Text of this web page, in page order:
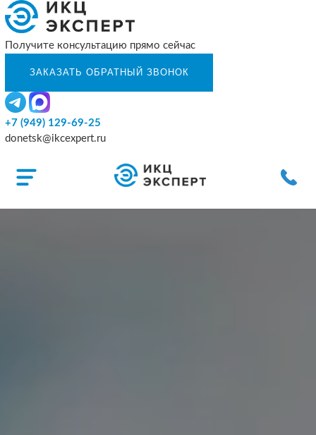
Получите консультацию прямо сейчас
+7 (949) 129-69-25
donetsk@ikcexpert.ru